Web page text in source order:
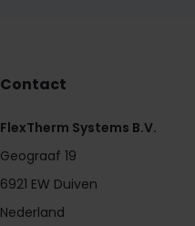
Contact
FlexTherm Systems B.V.
Geograaf 19
6921 EW Duiven
Nederland